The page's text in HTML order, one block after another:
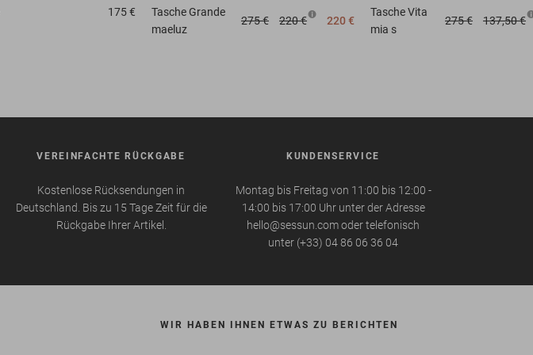
175 € Tasche Grande
maeluz
275 € 220 € 220 €
Tasche Vita
mia s
275 € 137,50 €
VEREINFACHTE RÜCKGABE
Kostenlose Rücksendungen in
Deutschland. Bis zu 15 Tage Zeit für die
Rückgabe Ihrer Artikel.
KUNDENSERVICE
Montag bis Freitag von 11:00 bis 12:00 -
14:00 bis 17:00 Uhr unter der Adresse
hello@sessun.com oder telefonisch
unter (+33) 04 86 06 36 04
WIR HABEN IHNEN ETWAS ZU BERICHTEN